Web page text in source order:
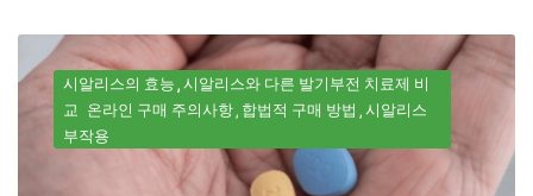
시알리스의 효능 시알리스와 다른 발기부전 치료제 비
교 온라인 구매 주의사항 합법적 구매 방법 시알리스
부작용